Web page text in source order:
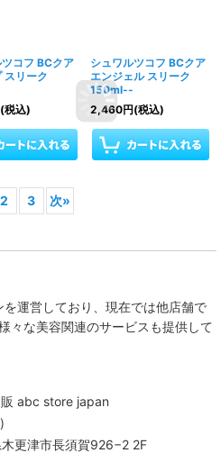
コフ BCクア
スリーク
(税込)
シュワルツコフ BCクア
エンジェル スリーク
150ml--
2,460円(税込)
2 3 次»
運営しており、現在では他店舗で
々な美容関連のサービスも提供して
abc store japan
更津市長須賀926−2 2F